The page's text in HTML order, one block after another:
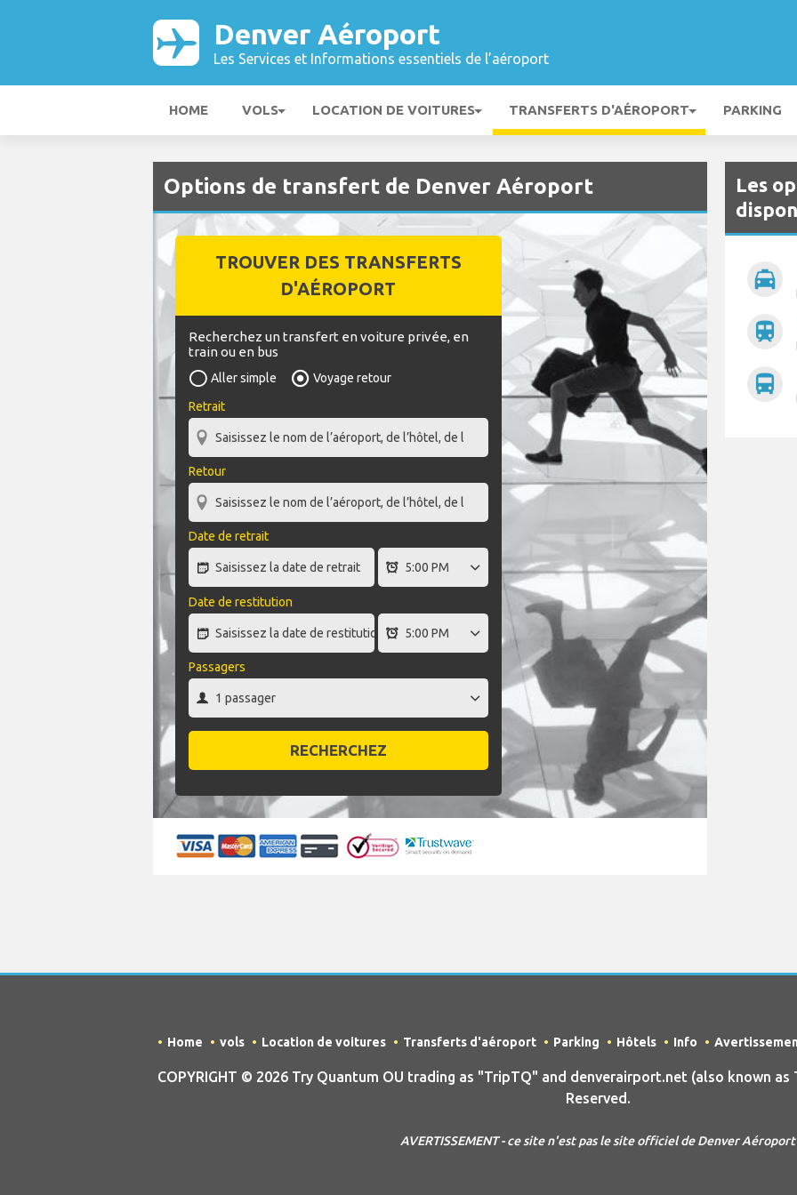
Denver Aéroport
Les Services et Informations essentiels de l’aéroport
HOME VOLS LOCATION DE VOITURES TRANSFERTS D'AÉROPORT PARKING
Options de transfert de Denver Aéroport
TROUVER DES TRANSFERTS
D'AÉROPORT
Recherchez un transfert en voiture privée, en
train ou en bus
Aller simple
Voyage retour
Retrait
Retour
Date de retrait
Date de restitution
Passagers
RECHERCHEZ
Les
local_taxi
train
directions_bus
Home vols Location de voitures Transferts d'aéroport Parking Hôtels Info
COPYRIGHT © 2026 Try Quantum OU trading as "TripTQ" and denverairport.net (also known
Reserved.
AVERTISSEMENT - ce site n'est pas le site officiel de Denver Aéroport